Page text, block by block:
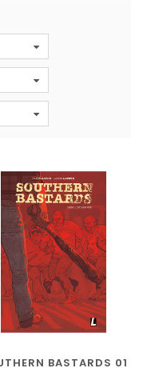
BASTARDS 01